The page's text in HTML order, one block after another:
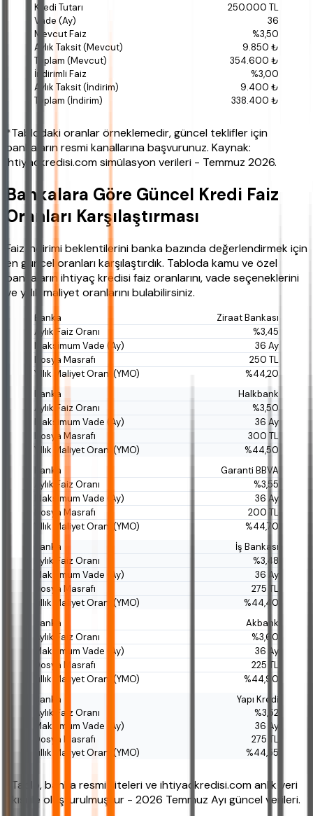
250.000 TL
36
%3,50
9.850 ₺
354.600 ₺
%3,00
9.400 ₺
338.400 ₺
*Tablodaki oranlar örneklemedir, güncel teklifler için
bankaların resmi kanallarına başvurunuz. Kaynak:
ihtiyackredisi.com simülasyon verileri - Temmuz 2026.
Bankalara Göre Güncel Kredi Faiz
Oranları Karşılaştırması
Faiz indirimi beklentilerini banka bazında değerlendirmek için
en güncel oranları karşılaştırdık. Tabloda kamu ve özel
bankaların ihtiyaç kredisi faiz oranlarını, vade seçeneklerini
ve yıllık maliyet oranlarını bulabilirsiniz.
Ziraat Bankası
%3,45
36 Ay
250 TL
%44,20
Halkbank
%3,50
36 Ay
300 TL
%44,50
Garanti BBVA
%3,55
36 Ay
200 TL
%44,70
İş Bankası
%3,48
36 Ay
275 TL
%44,40
Akbank
%3,60
36 Ay
225 TL
%44,90
Yapı Kredi
%3,52
36 Ay
275 TL
%44,55
*Tablo, banka resmi siteleri ve ihtiyackredisi.com anlık veri
akışı ile oluşturulmuştur - 2026 Temmuz Ayı güncel verileri.